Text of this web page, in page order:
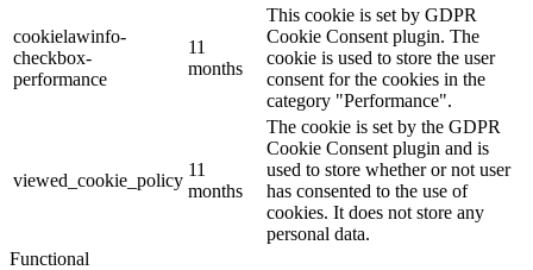
cookielawinfo-
checkbox-
performance
11
months
This cookie is set by GDPR
Cookie Consent plugin. The
cookie is used to store the user
consent for the cookies in the
category "Performance".
viewed_cookie_policy
11
months
The cookie is set by the GDPR
Cookie Consent plugin and is
used to store whether or not user
has consented to the use of
cookies. It does not store any
personal data.
Functional